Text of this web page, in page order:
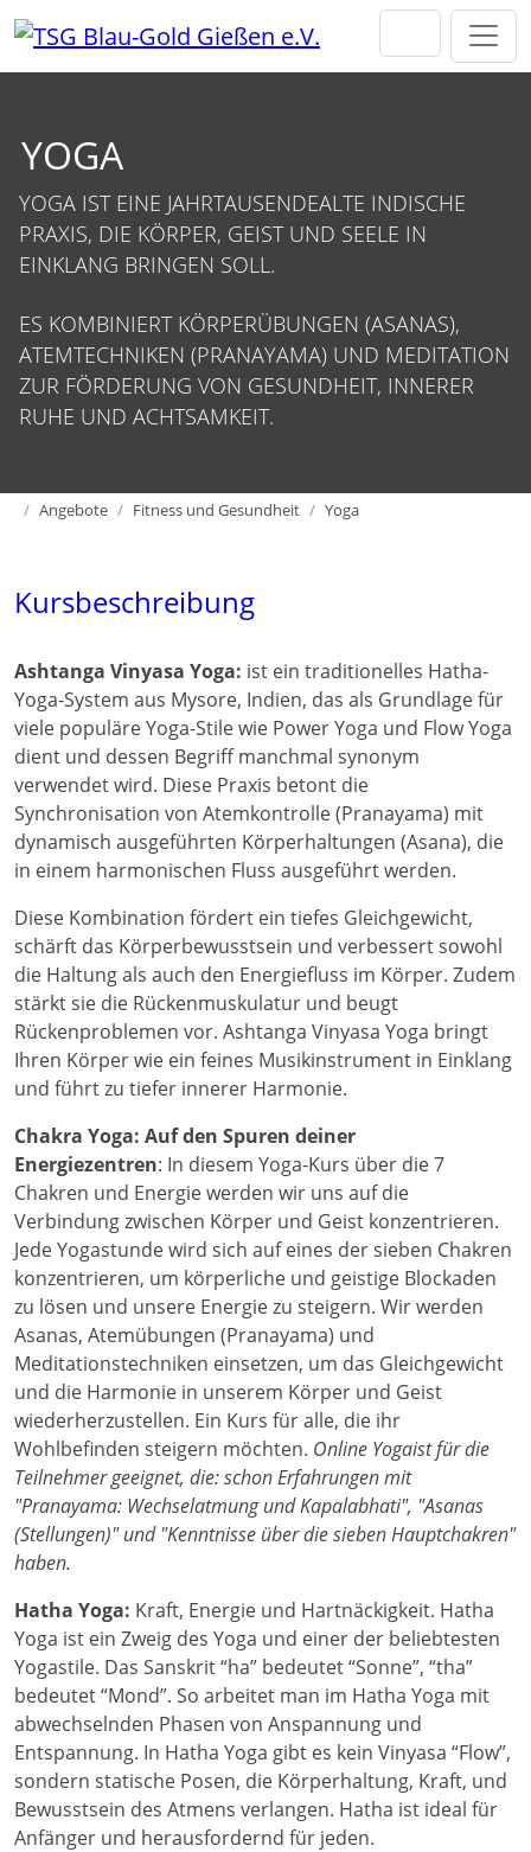
Direkt zur Hauptnavigation springen
Direkt zum Inhalt springen
YOGA
YOGA IST EINE JAHRTAUSENDEALTE INDISCHE
PRAXIS, DIE KÖRPER, GEIST UND SEELE IN
EINKLANG BRINGEN SOLL.
ES KOMBINIERT KÖRPERÜBUNGEN (ASANAS),
ATEMTECHNIKEN (PRANAYAMA) UND MEDITATION
ZUR FÖRDERUNG VON GESUNDHEIT, INNERER
RUHE UND ACHTSAMKEIT.
HomeAngebote Fitness und Gesundheit Yoga
Kursbeschreibung
Ashtanga Vinyasa Yoga: ist ein traditionelles Hatha-
Yoga-System aus Mysore, Indien, das als Grundlage für
viele populäre Yoga-Stile wie Power Yoga und Flow Yoga
dient und dessen Begriff manchmal synonym
verwendet wird. Diese Praxis betont die
Synchronisation von Atemkontrolle (Pranayama) mit
dynamisch ausgeführten Körperhaltungen (Asana), die
in einem harmonischen Fluss ausgeführt werden.
Diese Kombination fördert ein tiefes Gleichgewicht,
schärft das Körperbewusstsein und verbessert sowohl
die Haltung als auch den Energiefluss im Körper. Zudem
stärkt sie die Rückenmuskulatur und beugt
Rückenproblemen vor. Ashtanga Vinyasa Yoga bringt
Ihren Körper wie ein feines Musikinstrument in Einklang
und führt zu tiefer innerer Harmonie.
Chakra Yoga: Auf den Spuren deiner
Energiezentren: In diesem Yoga-Kurs über die 7
Chakren und Energie werden wir uns auf die
Verbindung zwischen Körper und Geist konzentrieren.
Jede Yogastunde wird sich auf eines der sieben Chakren
konzentrieren, um körperliche und geistige Blockaden
zu lösen und unsere Energie zu steigern. Wir werden
Asanas, Atemübungen (Pranayama) und
Meditationstechniken einsetzen, um das Gleichgewicht
und die Harmonie in unserem Körper und Geist
wiederherzustellen. Ein Kurs für alle, die ihr
Wohlbefinden steigern möchten. Online Yogaist für die
Teilnehmer geeignet, die: schon Erfahrungen mit
"Pranayama: Wechselatmung und Kapalabhati", "Asanas
(Stellungen)" und "Kenntnisse über die sieben Hauptchakren"
haben.
Hatha Yoga: Kraft, Energie und Hartnäckigkeit. Hatha
Yoga ist ein Zweig des Yoga und einer der beliebtesten
Yogastile. Das Sanskrit “ha” bedeutet “Sonne”, “tha”
bedeutet “Mond”. So arbeitet man im Hatha Yoga mit
abwechselnden Phasen von Anspannung und
Entspannung. In Hatha Yoga gibt es kein Vinyasa “Flow”,
sondern statische Posen, die Körperhaltung, Kraft, und
Bewusstsein des Atmens verlangen. Hatha ist ideal für
Anfänger und herausfordernd für jeden.